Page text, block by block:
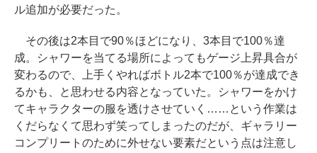
ル追加が必要だった。
その後は2本目で90％ほどになり、3本目で100％達
成。シャワーを当てる場所によってもゲージ上昇具合が
変わるので、上手くやればボトル2本で100％が達成でき
るかも、と思わせる内容となっていた。シャワーをかけ
てキャラクターの服を透けさせていく……という作業は
くだらなくて思わず笑ってしまったのだが、ギャラリー
コンプリートのために外せない要素だという点は注意し